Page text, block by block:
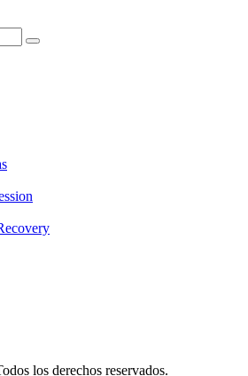
los derechos reservados.